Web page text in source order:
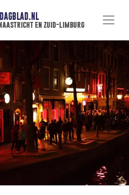
en zuid-limburg